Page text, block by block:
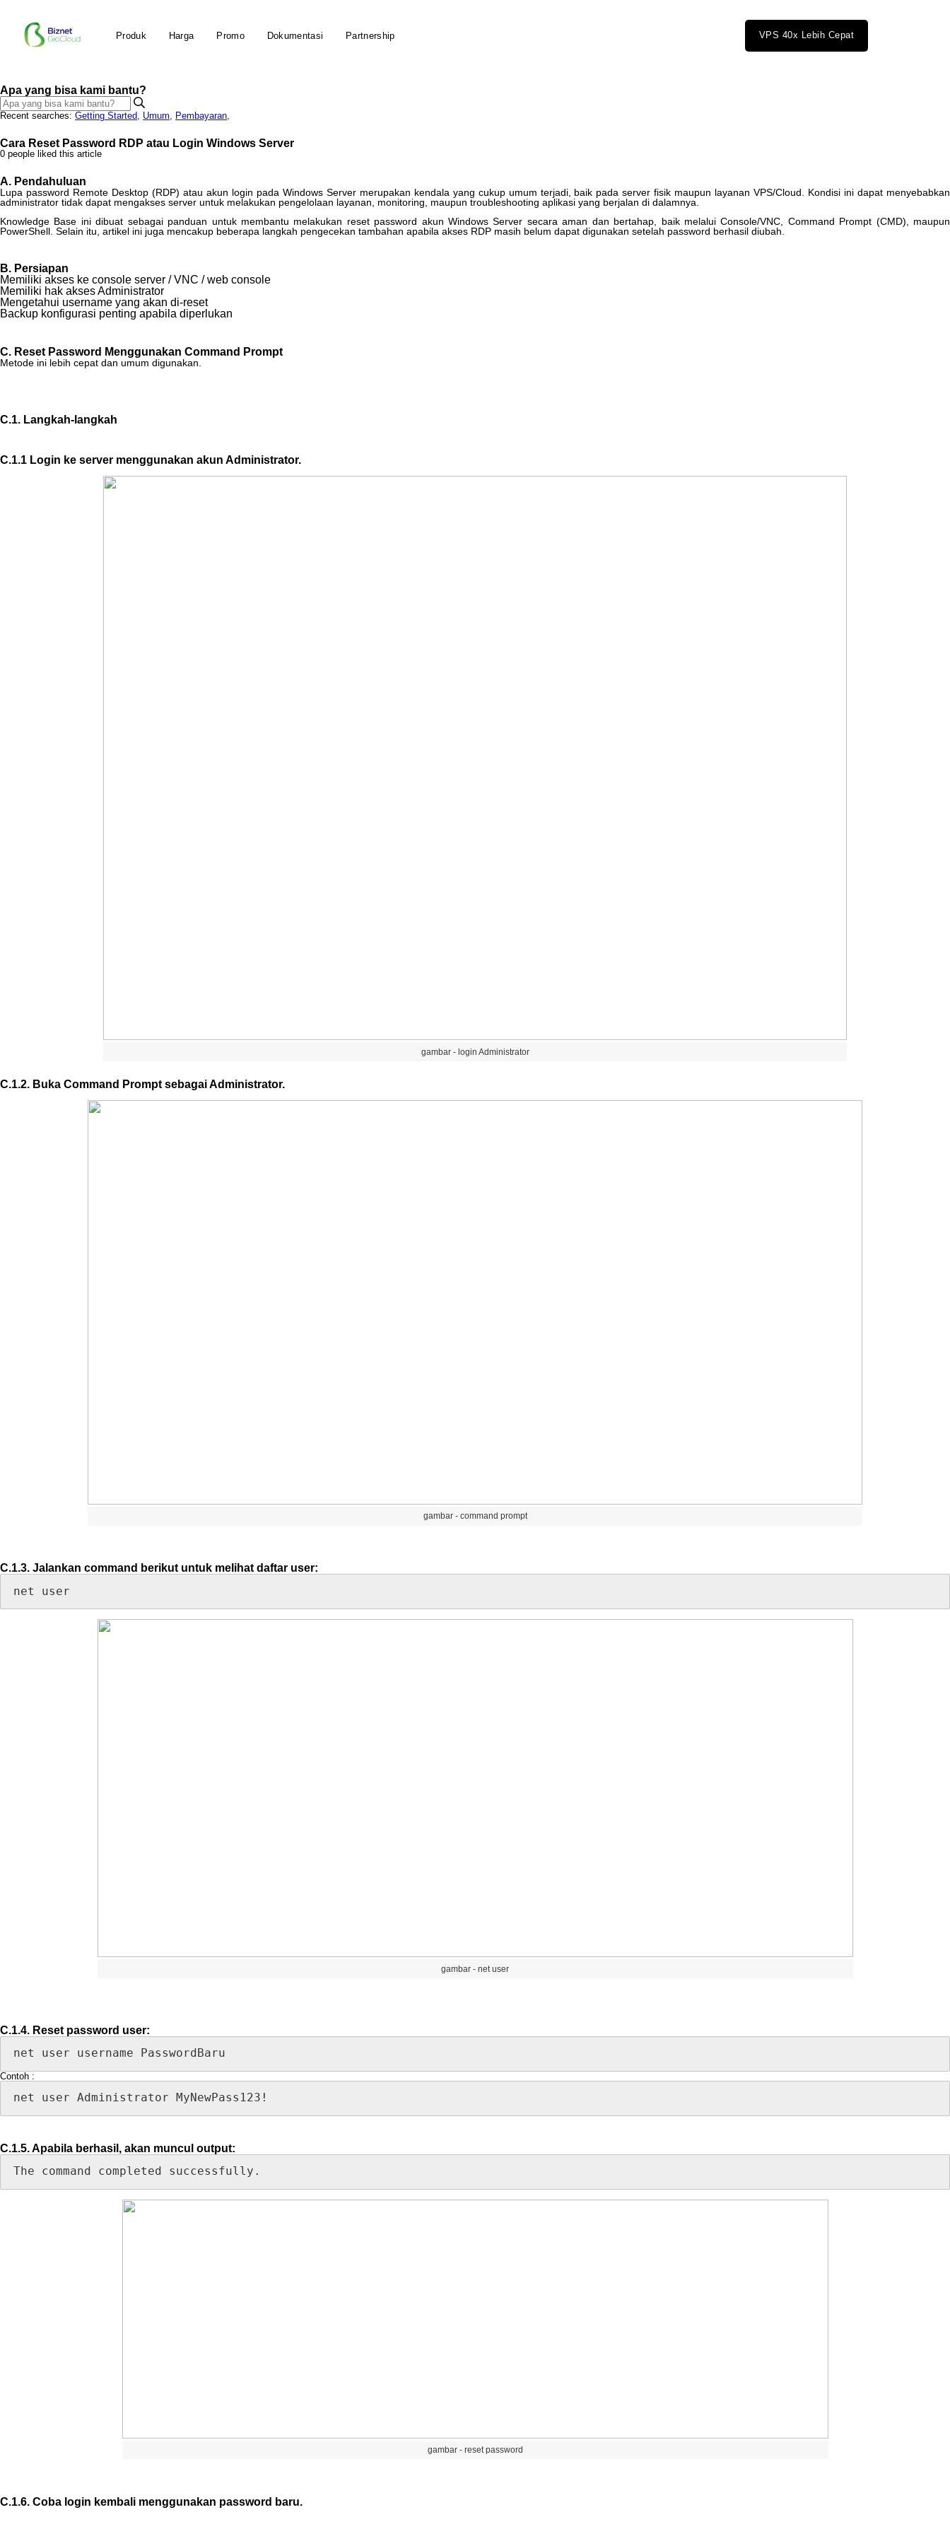
Produk Harga Promo Dokumentasi Partnership VPS 40x Lebih Cepat
Apa yang bisa kami bantu?
Recent searches: Getting Started, Umum, Pembayaran,
Cara Reset Password RDP atau Login Windows Server
0 people liked this article
A. Pendahuluan
Lupa password Remote Desktop (RDP) atau akun login pada Windows Server merupakan kendala yang cukup umum terjadi, baik pada server fisik maupun layanan VPS/Cloud Kondisi ini dapat menyebabkan
administrator tidak dapat mengakses server untuk melakukan pengelolaan layanan monitoring maupun troubleshooting aplikasi yang berjalan di dalamnya
Knowledge Base ini dibuat sebagai panduan untuk membantu melakukan reset password akun Windows Server secara aman dan bertahap baik melalui Console/VNC Command Prompt (CMD)
maupun
PowerShell Selain itu artikel ini juga mencakup beberapa langkah pengecekan tambahan apabila akses RDP masih belum dapat digunakan setelah password berhasil diubah
B. Persiapan
Memiliki akses ke console server / VNC / web console
Memiliki hak aksesAdministrator
Mengetahui username yang akan di-reset
Backup konfigurasi penting apabila diperlukan
C. Reset Password Menggunakan Command Prompt
Metode ini lebih cepat dan umum digunakan
C.1. Langkah- langkah
C.1.1 Login ke server menggunakan akun Administrator.
gambar - login Administrator
C.1.2. Buka Command Prompt sebagaiAdministrator.
gambar - command prompt
C.1.3. Jalankan command berikut untuk melihat daftar user:
net user
gambar - net user
C.1.4. Reset password user:
net user username PasswordBaru
Contoh :
net user Administrator MyNewPass123 !
C.1.5.Apabila berhasil , akan muncul output:
The command completed successfully .
gambar - reset password
C.1.6. Coba login kembali menggunakan password baru.